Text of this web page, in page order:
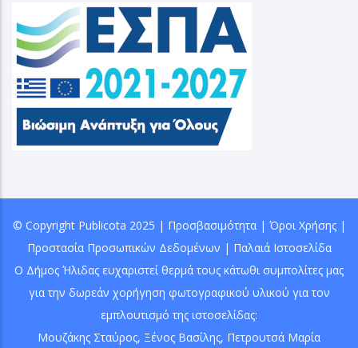
© Copyright Publicota 2025 | Προσβασιμότητα| Όροι Χρήσης|
Προστασία Προσωπικών Δεδομένων | Παλαιά Ιστοσελίδα
Ο Δήμος Ήλιδας ευχαριστεί θερμά τους κάτωθι συμπολίτες μας
για την δωρεάν χορήγηση φωτογραφικού υλικού για τον
εμπλουτισμό της ιστοσελίδας:
Μουζάκης Σταύρος, Ξένος Βασίλης, Πετρουτσά Μαρία